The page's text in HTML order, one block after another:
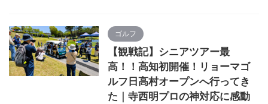
ゴルフ
【観戦記】シニアツアー最
高！！高知初開催！リョーマゴ
ルフ日高村オープンへ行ってき
た｜寺西明プロの神対応に感動